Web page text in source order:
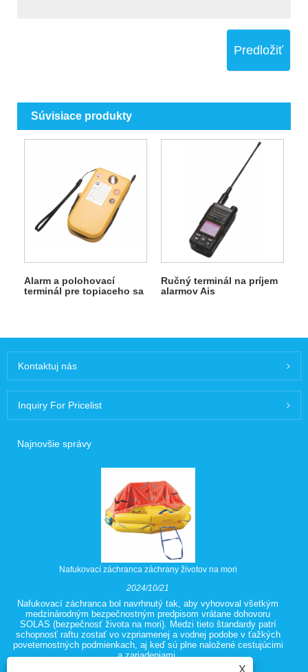
Predložiť
Súvisiace produkty
Alarm a polohovací
terminál pre topiaceho sa
Ručný terminál na príjem
alarmov Ais
Kontaktuj nás
Inquiry For Pricelist
Najnovšie správy
Nafukovací záchranca záchrany životov na mori
2024/10/21
Nafukovací záchranca bol navrhnutý tak, aby vyhovoval všetkým
medzinárodným bezpečnostným predpisom vrátane dohovoru
SOLAS (bezpečnosť života na mori). Medzi tieto štandardy patrí
schopnosť raftu zostať vo vzpriamenej a vodnej podobe v ťažkých
poveternostných podmienkach, aj keď sú plne naložené cestujúcimi
a zariadeniami.
X